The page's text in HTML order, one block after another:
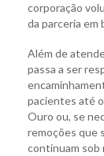
corporação
da parceria em
Além de
passa a ser
pacientes até
Ouro ou, se
remoções que
continuam sob